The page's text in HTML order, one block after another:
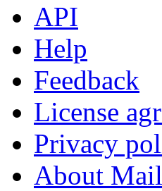
API
Help
Feedback
License
Privacy
About